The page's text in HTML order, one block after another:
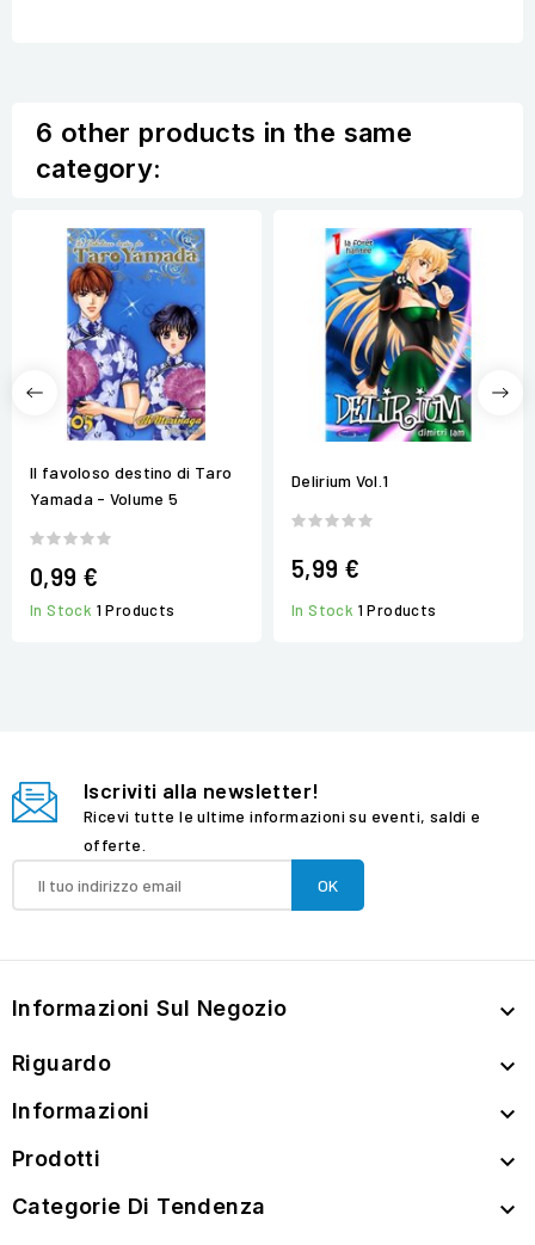
6 other products in the same
category:
Il favoloso destino di Taro
Yamada - Volume 5
0,99 €
In Stock 1 Products
Delirium Vol.1
5,99 €
In Stock 1 Products
Iscriviti alla newsletter!
Ricevi tutte le ultime informazioni su eventi, saldi e
offerte.
Informazioni Sul Negozio 
Riguardo 
Informazioni 
Prodotti 
Categorie Di Tendenza 